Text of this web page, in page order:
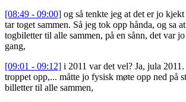
[08:49 - 09:00] og så tenkte jeg at det er jo
tar toget sammen. Så jeg tok opp hånda, og sa
togbiletter til alle sammen, på en sånn, det var
gang,
[09:01 - 09:12] i 2011 var det vel? Ja, jula
troppet opp,... måtte jo fysisk møte opp ned på
billetter til alle sammen,